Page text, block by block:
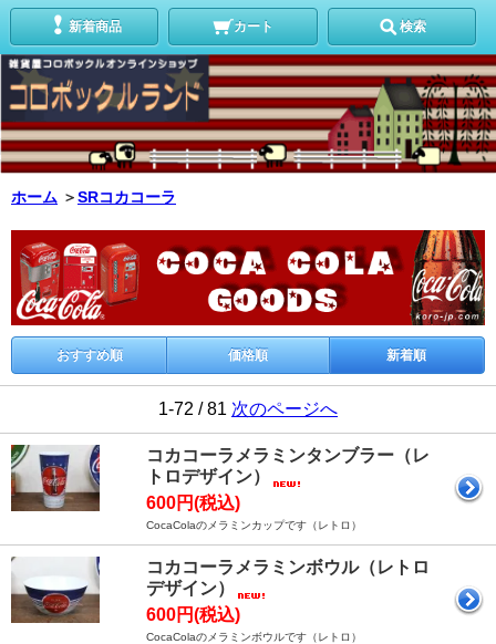
新着商品 カート 検索
ホーム ＞SRコカコーラ
おすすめ順 価格順 新着順
1-72 / 81 次のページへ
コカコーラメラミンタンブラー（レ
トロデザイン）
600円(税込)
CocaColaのメラミンカップです（レトロ）
コカコーラメラミンボウル（レトロ
デザイン）
600円(税込)
CocaColaのメラミンボウルです（レトロ）